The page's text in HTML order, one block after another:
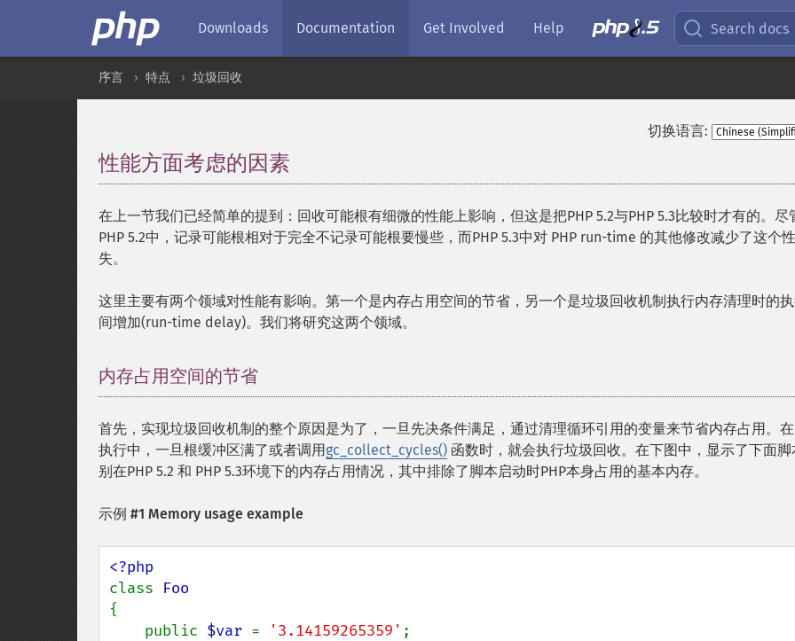
Downloads Documentation Get Involved Help Search docs
序言 特点 垃圾回收
切换语言:
性能方面考虑的因素
在上一节我们已经简单的提到：回收可能根有细微的性能上影响，但这是把PHP 5.2与PHP 5.3比较时才有的。尽
PHP 5.2中，记录可能根相对于完全不记录可能根要慢些，而PHP 5.3中对 PHP run-time 的其他修改减少了这个
失。
这里主要有两个领域对性能有影响。第一个是内存占用空间的节省，另一个是垃圾回收机制执行内存清理时的
间增加(run-time delay)。我们将研究这两个领域。
内存占用空间的节省
首先，实现垃圾回收机制的整个原因是为了，一旦先决条件满足，通过清理循环引用的变量来节省内存占用。在
执行中，一旦根缓冲区满了或者调用gc_collect_cycles() 函数时，就会执行垃圾回收。在下图中，显示了下面脚
别在PHP 5.2 和 PHP 5.3环境下的内存占用情况，其中排除了脚本启动时PHP本身占用的基本内存。
示例 #1 Memory usage example
class
{
    public
$var = '3.14159265359' ;